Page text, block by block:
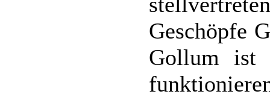
Geschöpfe
Gollum ist